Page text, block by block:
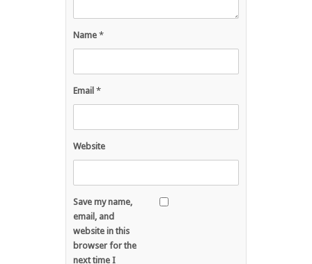
Name *
Email *
Website
Save my name,
email, and
website in this
browser for the
next time I